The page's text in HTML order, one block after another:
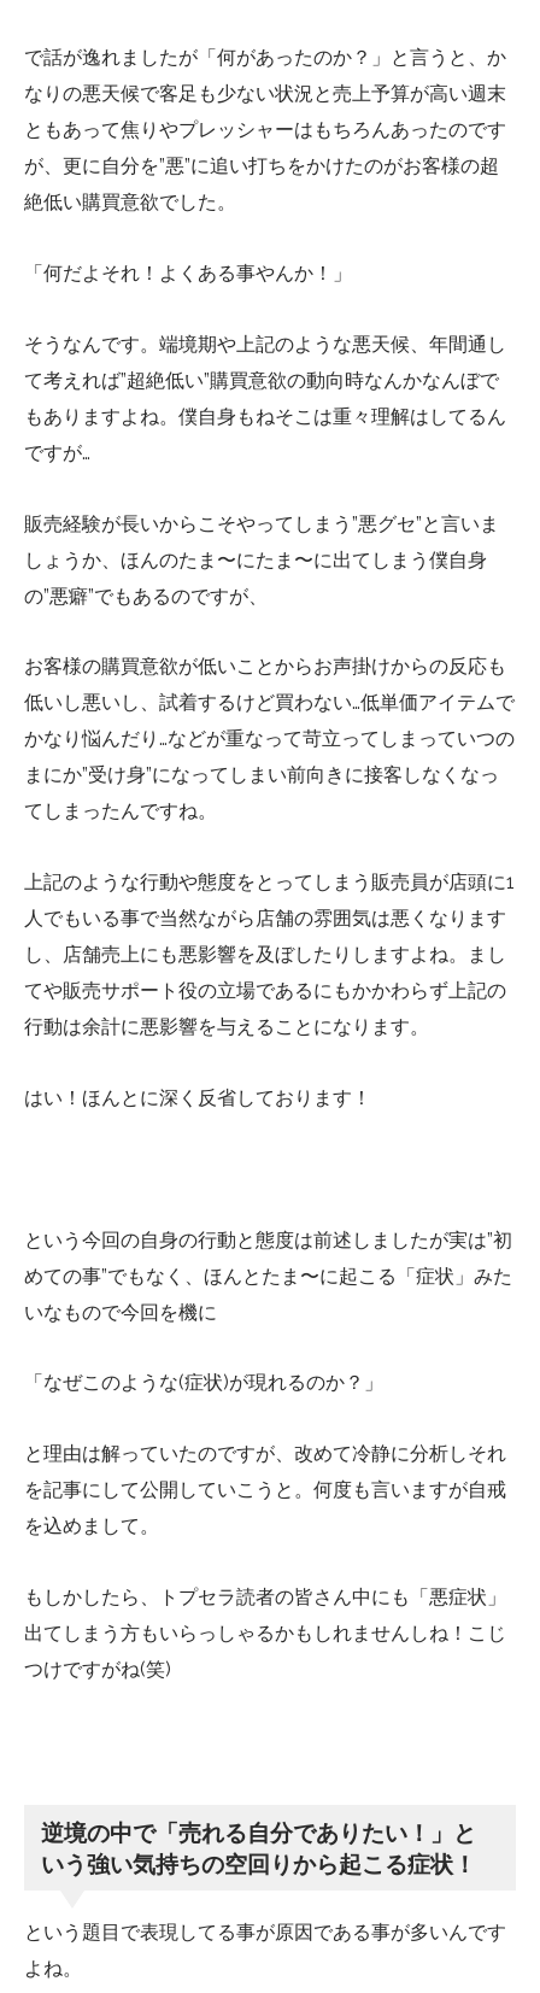
で話が逸れましたが「何があったのか？」と言うと、か
なりの悪天候で客足も少ない状況と売上予算が高い週末
ともあって焦りやプレッシャーはもちろんあったのです
が、更に自分を”悪”に追い打ちをかけたのがお客様の超
絶低い購買意欲でした。
「何だよそれ！よくある事やんか！」
そうなんです。端境期や上記のような悪天候、年間通し
て考えれば”超絶低い”購買意欲の動向時なんかなんぼで
もありますよね。僕自身もねそこは重々理解はしてるん
ですが…
販売経験が長いからこそやってしまう”悪グセ”と言いま
しょうか、ほんのたま〜にたま〜に出てしまう僕自身
の”悪癖”でもあるのですが、
お客様の購買意欲が低いことからお声掛けからの反応も
低いし悪いし、試着するけど買わない…低単価アイテムで
かなり悩んだり…などが重なって苛立ってしまっていつの
まにか”受け身”になってしまい前向きに接客しなくなっ
てしまったんですね。
上記のような行動や態度をとってしまう販売員が店頭に1
人でもいる事で当然ながら店舗の雰囲気は悪くなります
し、店舗売上にも悪影響を及ぼしたりしますよね。まし
てや販売サポート役の立場であるにもかかわらず上記の
行動は余計に悪影響を与えることになります。
はい！ほんとに深く反省しております！
という今回の自身の行動と態度は前述しましたが実は”初
めての事”でもなく、ほんとたま〜に起こる「症状」みた
いなもので今回を機に
「なぜこのような(症状)が現れるのか？」
と理由は解っていたのですが、改めて冷静に分析しそれ
を記事にして公開していこうと。何度も言いますが自戒
を込めまして。
もしかしたら、トプセラ読者の皆さん中にも「悪症状」
出てしまう方もいらっしゃるかもしれませんしね！こじ
つけですがね(笑)
逆境の中で「売れる自分でありたい！」と
いう強い気持ちの空回りから起こる症状！
という題目で表現してる事が原因である事が多いんです
よね。